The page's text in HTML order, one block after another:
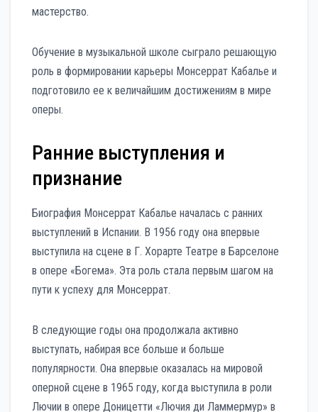
мастерство.
Обучение в музыкальной школе сыграло решающую
роль в формировании карьеры Монсеррат Кабалье и
подготовило ее к величайшим достижениям в мире
оперы.
Ранние выступления и
признание
Биография Монсеррат Кабалье началась с ранних
выступлений в Испании. В 1956 году она впервые
выступила на сцене в Г. Хорарте Театре в Барселоне
в опере «Богема». Эта роль стала первым шагом на
пути к успеху для Монсеррат.
В следующие годы она продолжала активно
выступать, набирая все больше и больше
популярности. Она впервые оказалась на мировой
оперной сцене в 1965 году, когда выступила в роли
Лючии в опере Доницетти «Лючия ди Ламмермур» в